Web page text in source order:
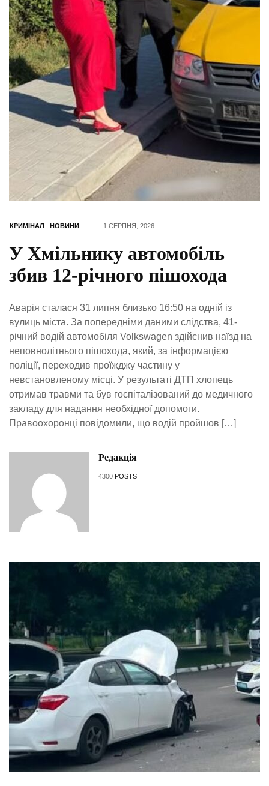
КРИМІНАЛ НОВИНИ 1 СЕРПНЯ, 2026
У Хмільнику автомобіль
збив 12-річного пішохода
Аварія сталася 31 липня близько 16:50 на одній із
вулиць міста. За попередніми даними слідства, 41-
річний водій автомобіля Volkswagen здійснив наїзд на
неповнолітнього пішохода, який, за інформацією
поліції, переходив проїжджу частину у
невстановленому місці. У результаті ДТП хлопець
отримав травми та був госпіталізований до медичного
закладу для надання необхідної допомоги.
Правоохоронці повідомили, що водій пройшов […]
Редакція
4300 POSTS